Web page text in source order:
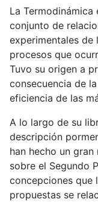
La
conjunto de
experimentales
procesos que
Tuvo su origen a
consecuencia de
eficiencia de las
A lo largo de su
descripción
han hecho un
sobre el Segundo
concepciones que
propuestas se